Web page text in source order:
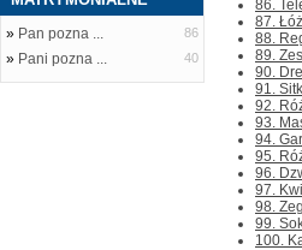
» Pan pozna ... 86
» Pani pozna ... 40
86.
87.
88.
89.
90.
91.
92.
93.
94.
95.
96.
97.
98.
99.
100.